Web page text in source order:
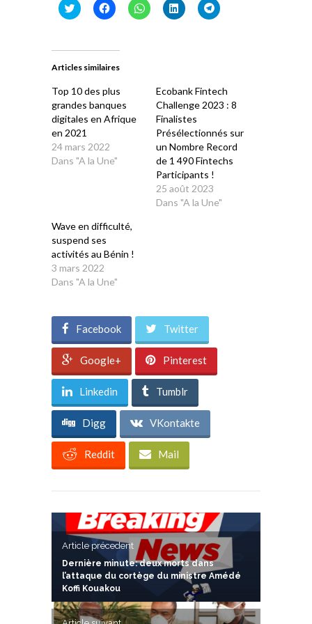
Cliquez
pour
dans
nouvelle
Cliquez
pour
dans
nouvelle
Cliquez
pour
Cliquez
pour
Cliquez
pour
Articles similaires
Top 10 des plus
grandes banques
digitales en Afrique
en 2021
24 mars 2022
Dans "A la Une"
Ecobank Fintech
Challenge 2023 : 8
Finalistes
Présélectionnés sur
un Nombre Record
de 1 490 Fintechs
Participants !
25 août 2023
Dans "A la Une"
Wave en difficulté,
suspend ses
activités au Bénin !
3 mars 2022
Dans "A la Une"
Facebook Twitter
Google+ Pinterest
Linkedin Tumblr
Digg VKontakte
Reddit Mail
Article précedent
Dernière minute: deux morts dans
l’attaque du cortège du ministre Amédé
Koffi Kouakou